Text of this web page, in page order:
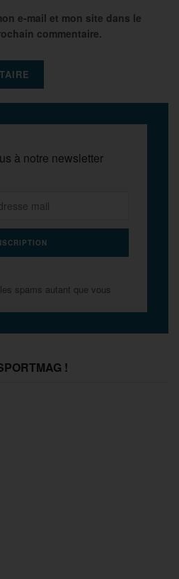
e-mail et mon site dans le
commentaire.
à notre newsletter
spams autant que vous
!